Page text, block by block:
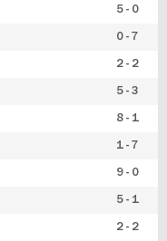
5 - 0
0 - 7
2 - 2
5 - 3
8 - 1
1 - 7
9 - 0
5 - 1
2 - 2